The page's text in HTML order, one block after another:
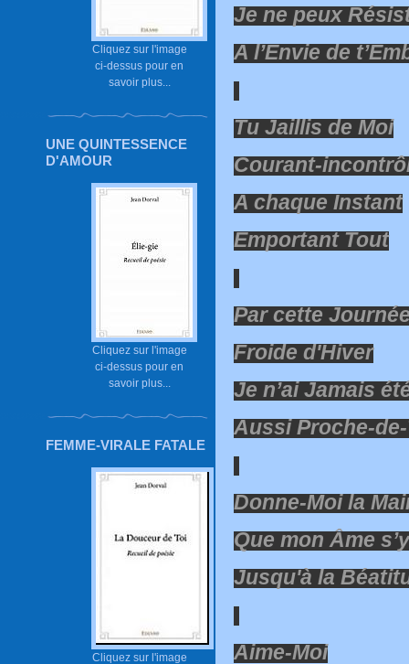
Cliquez sur l'image
ci-dessus pour en
savoir plus...
UNE QUINTESSENCE
D'AMOUR
Cliquez sur l'image
ci-dessus pour en
savoir plus...
FEMME-VIRALE FATALE
Cliquez sur l'image
Je ne peux
A l’Envie de
Tu Jaillis de Moi
Courant-
A chaque Instant
Emportant Tout
Par cette
Froide d'Hiver
Je n’ai Jamais
Aussi Proche-
Donne-Moi la
Que mon Âme
Jusqu'à la
Aime-Moi